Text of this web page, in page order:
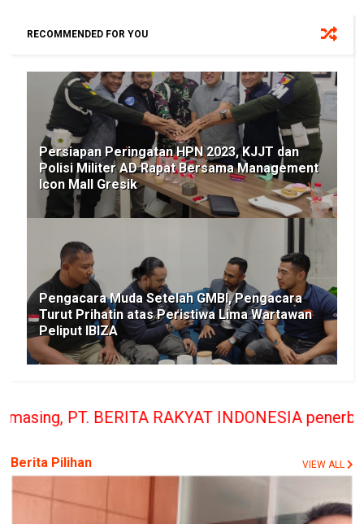
RECOMMENDED FOR YOU
Persiapan Peringatan HPN 2023, KJJT dan
Polisi Militer AD Rapat Bersama Management
Icon Mall Gresik
Pengacara Muda Setelah GMBI, Pengacara
Turut Prihatin atas Peristiwa Lima Wartawan
Peliput IBIZA
RAKYAT INDONESIA penerbit Media
Berita Pilihan VIEW ALL